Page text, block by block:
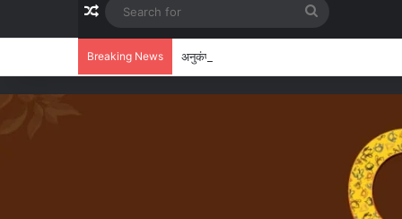
Random Article
for
Breaking News अनुकंपा नियुक्ति के लिए वर्षों का संघर्ष खत्म, हाई